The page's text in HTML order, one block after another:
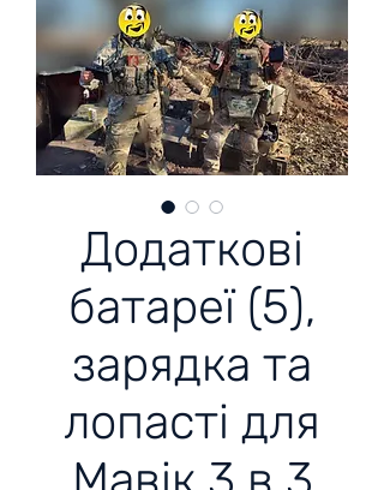
Додаткові
батареї (5),
зарядка та
лопасті для